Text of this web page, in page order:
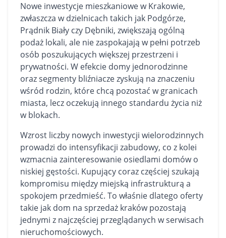
Nowe inwestycje mieszkaniowe w Krakowie,
zwłaszcza w dzielnicach takich jak Podgórze,
Prądnik Biały czy Dębniki, zwiększają ogólną
podaż lokali, ale nie zaspokajają w pełni potrzeb
osób poszukujących większej przestrzeni i
prywatności. W efekcie domy jednorodzinne
oraz segmenty bliźniacze zyskują na znaczeniu
wśród rodzin, które chcą pozostać w granicach
miasta, lecz oczekują innego standardu życia niż
w blokach.
Wzrost liczby nowych inwestycji wielorodzinnych
prowadzi do intensyfikacji zabudowy, co z kolei
wzmacnia zainteresowanie osiedlami domów o
niskiej gęstości. Kupujący coraz częściej szukają
kompromisu między miejską infrastrukturą a
spokojem przedmieść. To właśnie dlatego oferty
takie jak dom na sprzedaż krakówpozostają
jednymi z najczęściej przeglądanych w serwisach
nieruchomościowych.